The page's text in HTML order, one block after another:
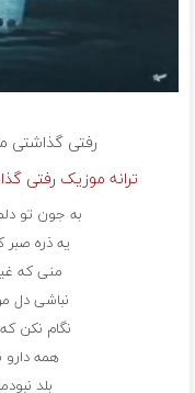
رفتی گذاشتی
ترانه موزیک رفتی
به جون تو
یه ذره
منی که
نباشی دل
نگام نکن
همه دارو
بلد